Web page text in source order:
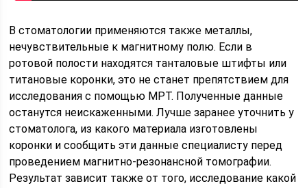
В стоматологии применяются также металлы,
нечувствительные к магнитному полю. Если в
ротовой полости находятся танталовые штифты или
титановые коронки, это не станет препятствием для
исследования с помощью МРТ. Полученные данные
останутся неискаженными. Лучше заранее уточнить у
стоматолога, из какого материала изготовлены
коронки и сообщить эти данные специалисту перед
проведением магнитно-резонансной томографии.
Результат зависит также от того, исследование какой